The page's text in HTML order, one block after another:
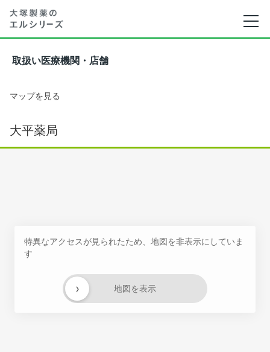
取扱い医療機関・店舗
マップを見る
大平薬局
特異なアクセスが見られたため、地図を非表示にしていま
す
地図を表示
›